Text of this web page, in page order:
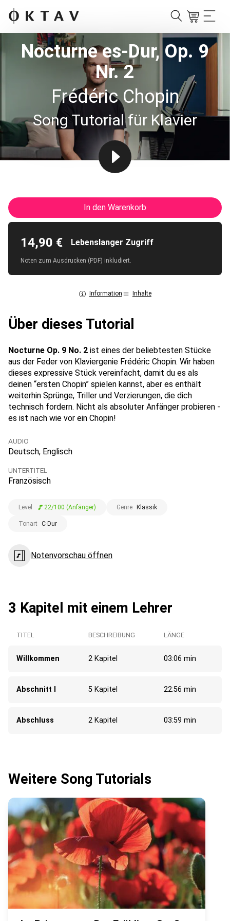
Nocturne es-Dur, Op. 9
Nr. 2
Frédéric Chopin
Song Tutorial für Klavier
In den Warenkorb
14,90 € Lebenslanger Zugriff
Noten zum Ausdrucken (PDF) inkludiert.
Information Inhalte
Über dieses Tutorial
Nocturne Op. 9 No. 2 ist eines der beliebtesten Stücke
aus der Feder von Klaviergenie Frédéric Chopin. Wir haben
dieses expressive Stück vereinfacht, damit du es als
deinen “ersten Chopin” spielen kannst, aber es enthält
weiterhin Sprünge, Triller und Verzierungen, die dich
technisch fordern. Nicht als absoluter Anfänger probieren -
es ist nach wie vor ein Chopin!
AUDIO
Deutsch, Englisch
UNTERTITEL
Französisch
Level 22/100 (Anfänger) Genre Klassik
Tonart C-Dur
Notenvorschau öffnen
3 Kapitel mit einem Lehrer
TITEL BESCHREIBUNG LÄNGE
Willkommen 2 Kapitel 03:06 min
Abschnitt I 5 Kapitel 22:56 min
Abschluss 2 Kapitel 03:59 min
Weitere Song Tutorials